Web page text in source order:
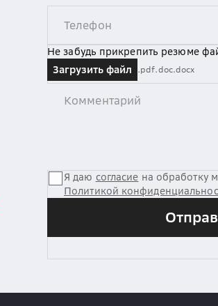
Не забудь прикрепить резюме
Загрузить файл
.pdf.doc.docx
Я даю согласие на обработку
Политикой